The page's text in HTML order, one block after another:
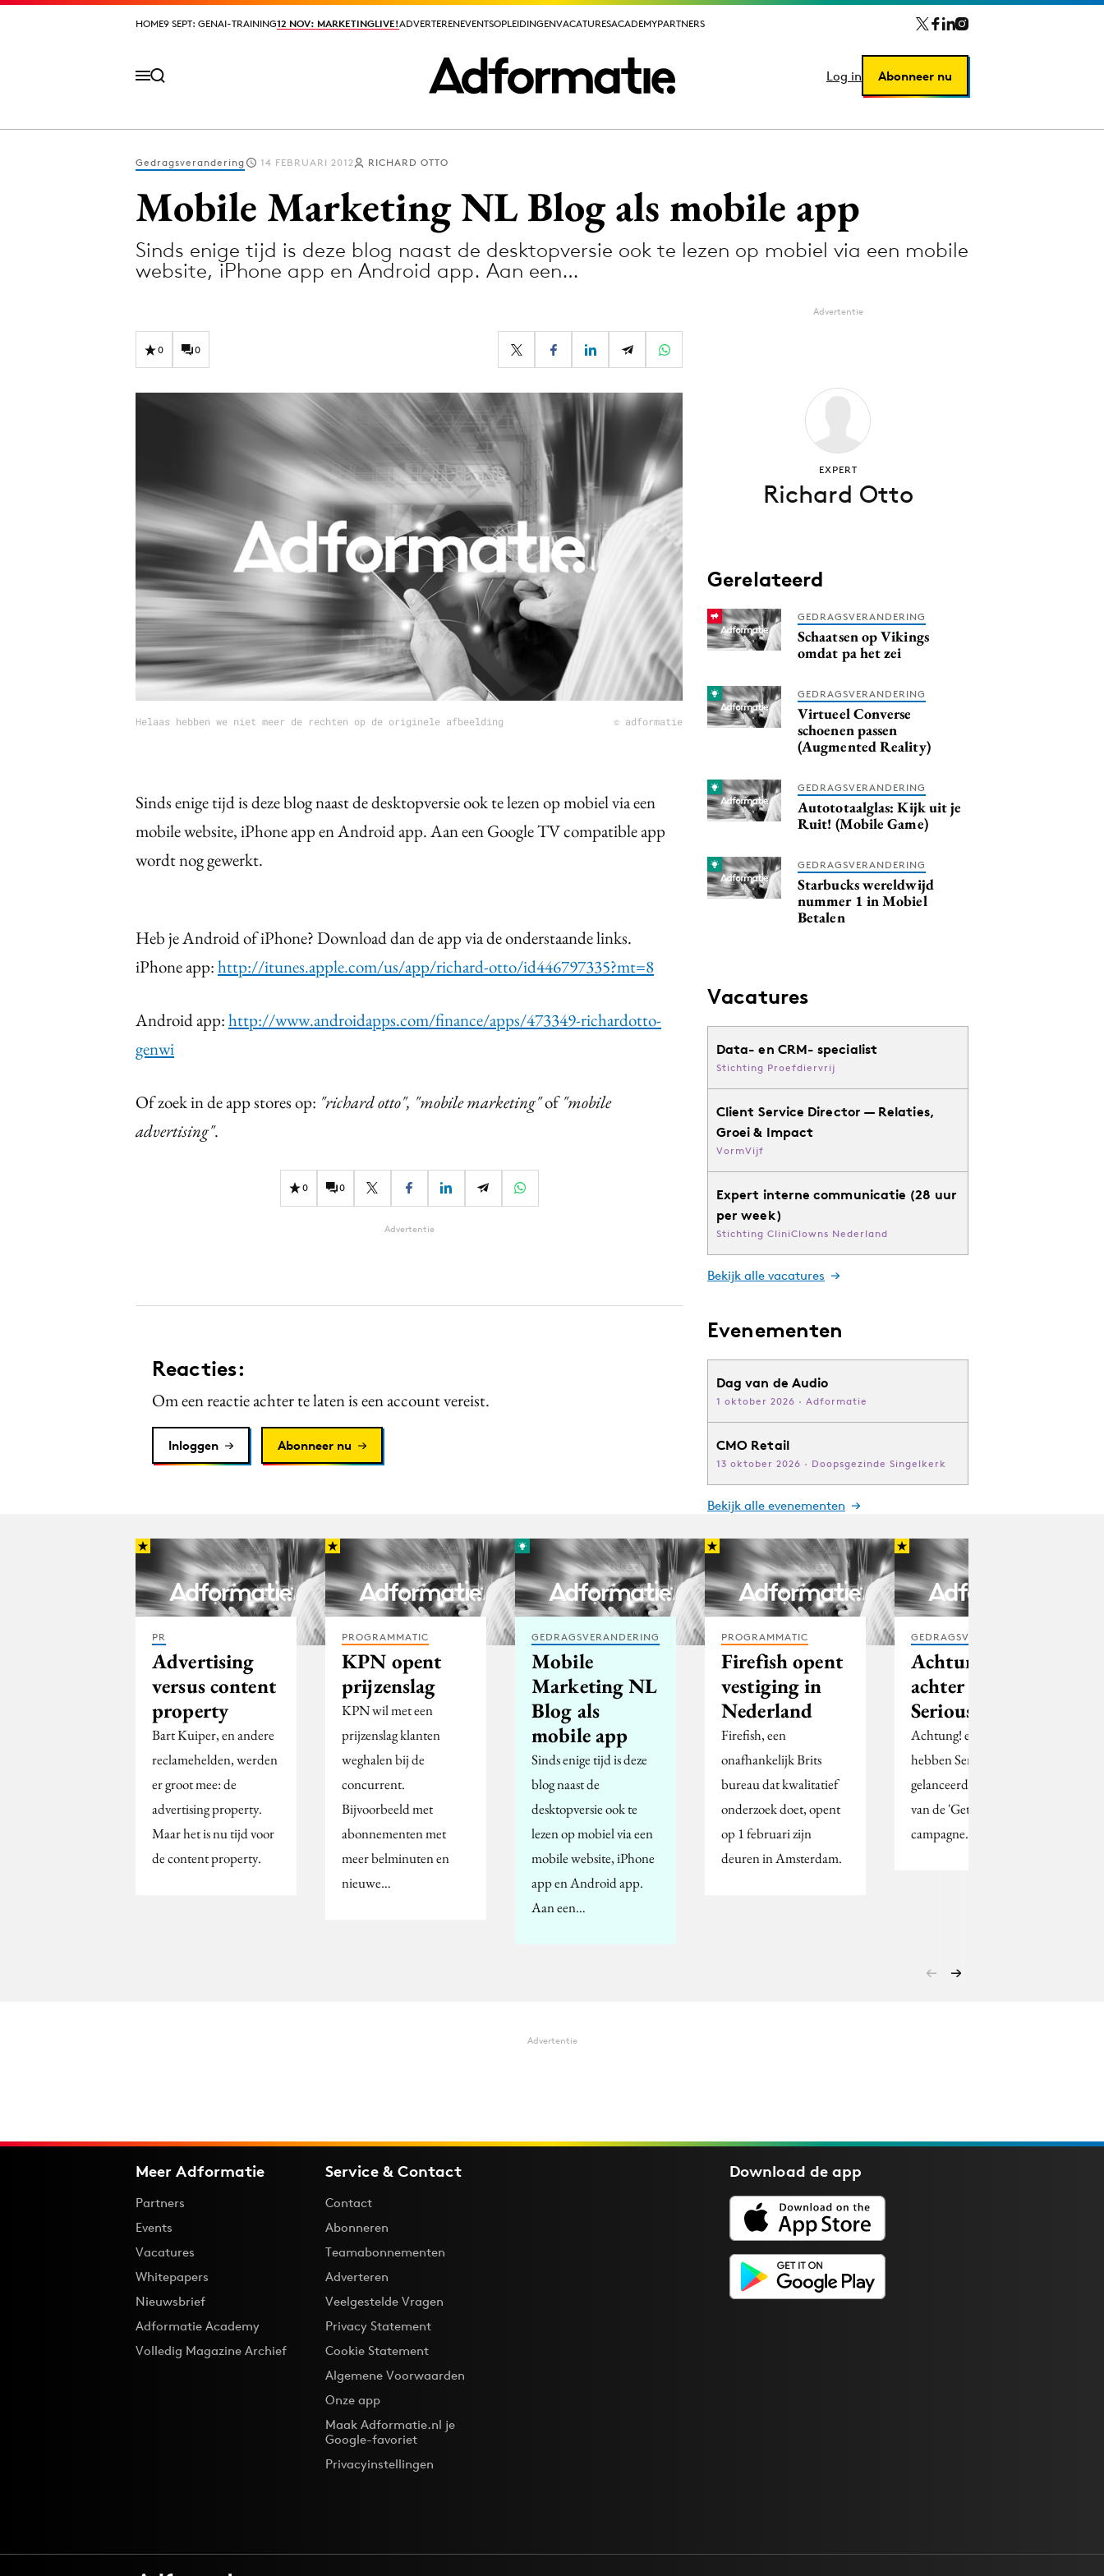
HOME9 SEPT: GENAI-TRAINING12 NOV: MARKETINGLIVE!ADVERTERENEVENTSOPLEIDINGENVACATURESACADEMYPARTNERS
Log in Abonneer nu
HOME9 SEPT: GENAI-TRAINING12 NOV: MARKETINGLIVE!ADVERTERENEVENTSOPLEIDINGENVACATURESACADEMYPARTNERS
Log in Abonneer nu
Gedragsverandering
Influencer marketing
Interne communicatie
Martech
Programmatic
Purpose Marketing
Reputatie & crisis
Gedragsverandering 14 FEBRUARI 2012 RICHARD OTTO
Mobile Marketing NL Blog als mobile app
Sinds enige tijd is deze blog naast de desktopversie ook te lezen op mobiel via een mobile
website, iPhone app en Android app. Aan een…
0 0
Helaas hebben we niet meer de rechten op de originele afbeelding © adformatie
Sinds enige tijd is deze blog naast de desktopversie ook te lezen op mobiel via een
mobile website, iPhone app en Android app. Aan een Google TV compatible app
wordt nog gewerkt.
Heb je Android of iPhone? Download dan de app via de onderstaande links.
iPhone app:http://itunes.apple.com/us/app/richard-otto/id446797335?mt=8
Android app:http://www.androidapps.com/finance/apps/473349-richardotto-
genwi
Of zoek in de app stores op: "richard otto", "mobile marketing"of"mobile
advertising".
0 0
Advertentie
Reacties:
Om een reactie achter te laten is een account vereist.
Inloggen Abonneer nu
Advertentie
EXPERT
Richard Otto
Gerelateerd
GEDRAGSVERANDERING
Schaatsen op Vikings
omdat pa het zei
GEDRAGSVERANDERING
Virtueel Converse
schoenen passen
(Augmented Reality)
GEDRAGSVERANDERING
Autototaalglas: Kijk uit je
Ruit! (Mobile Game)
GEDRAGSVERANDERING
Starbucks wereldwijd
nummer 1 in Mobiel
Betalen
Vacatures
Data- en CRM- specialist
Stichting Proefdiervrij
Client Service Director — Relaties,
Groei & Impact
VormVijf
Expert interne communicatie (28 uur
per week)
Stichting CliniClowns Nederland
Bekijk alle vacatures
Evenementen
Dag van de Audio
1 oktober 2026 · Adformatie
CMO Retail
13 oktober 2026 · Doopsgezinde Singelkerk
Bekijk alle evenementen
PR
Advertising
versus content
property
Bart Kuiper, en andere
reclamehelden, werden
er groot mee: de
advertising property.
Maar het is nu tijd voor
de content property.
PROGRAMMATIC
KPN opent
prijzenslag
KPN wil met een
prijzenslag klanten
weghalen bij de
concurrent.
Bijvoorbeeld met
abonnementen met
meer belminuten en
nieuwe…
GEDRAGSVERANDERING
Mobile
Marketing NL
Blog als
mobile app
Sinds enige tijd is deze
blog naast de
desktopversie ook te
lezen op mobiel via een
mobile website, iPhone
app en Android app.
Aan een…
PROGRAMMATIC
Firefish opent
vestiging in
Nederland
Firefish, een
onafhankelijk Brits
bureau dat kwalitatief
onderzoek doet, opent
op 1 februari zijn
deuren in Amsterdam.
GEDRAGSVERANDERING
Achtung!
achter 3FM
Serious Gigs
Achtung! en 3FM
hebben Serious Gigs
gelanceerd, onderdeel
van de 'Get Serious'-
campagne.
Advertentie
Meer Adformatie
Partners
Events
Vacatures
Whitepapers
Nieuwsbrief
Adformatie Academy
Volledig Magazine Archief
Service & Contact
Contact
Abonneren
Teamabonnementen
Adverteren
Veelgestelde Vragen
Privacy Statement
Cookie Statement
Algemene Voorwaarden
Onze app
Maak Adformatie.nl je
Google-favoriet
Privacyinstellingen
Download deapp